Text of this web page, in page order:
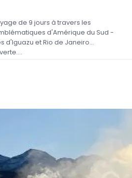
de 9 jours à travers les
d'Amérique du Sud -
d'Iguazu et Rio de Janeiro